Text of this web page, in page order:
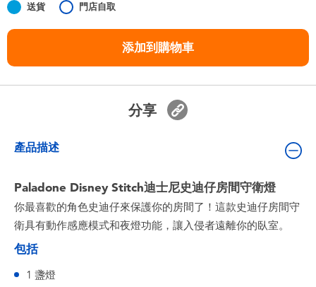
任天堂 Switch
送貨 門店自取
添加到購物車
分享
產品描述
Paladone Disney Stitch迪士尼史迪仔房間守衛燈
你最喜歡的角色史迪仔來保護你的房間了！這款史迪仔房間守
衛具有動作感應模式和夜燈功能，讓入侵者遠離你的臥室。
包括
1 盞燈